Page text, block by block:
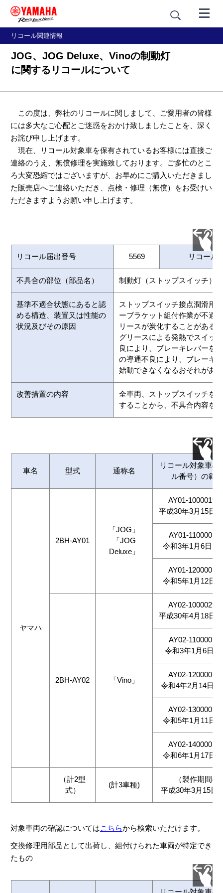
リコール関連情報
JOG、JOG Deluxe、Vinoの制動灯
に関するリコールについて
この度は、弊社のリコールに関しまして、ご愛用者の皆様
には多大なご心配とご迷惑をおかけ致しましたことを、深く
お詫び申し上げます。
現在、リコール対象車を保有されているお客様には直接ご
連絡のうえ、無償修理を実施致しております。ご多忙のとこ
ろ大変恐縮ではございますが、お早めにご購入いただきまし
た販売店へご連絡いただき、点検・修理（無償）をお受けい
ただきますようお願い申し上げます。
リコール届出番号 5569 リコール
不具合の部位（部品名） 制動灯（ストップスイッチ）
基準不適合状態にあると認
める構造、装置又は性能の
状況及びその原因
ストップスイッチ接点潤滑用
ーブラケット組付作業が不適
リースが炭化することがある
グリースによる発熱でスイッ
良により、ブレーキレバーを
の導通不良により、ブレーキ
始動できなくなるおそれがあ
改善措置の内容
全車両、ストップスイッチを
することから、不具合内容を
車名 型式 通称名
リコール対象車の
ル番号）の範
ヤマハ
2BH-AY01
「JOG」
「JOG
Deluxe」
AY01-1000019
平成30年3月15日
AY01-1100001
令和3年1月6日～
AY01-1200001
令和5年1月12日
2BH-AY02 「Vino」
AY02-1000029
平成30年4月18日
AY02-1100001
令和3年1月6日
AY02-1200001
令和4年2月14日
AY02-1300001
令和5年1月11日
AY02-1400001
令和6年1月17日
（計2型
式）
(計3車種)
（製作期間
平成30年3月15日
対象車両の確認についてはこちらから検索いただけます。
交換修理用部品として出荷し、組付けられた車両が特定でき
たもの